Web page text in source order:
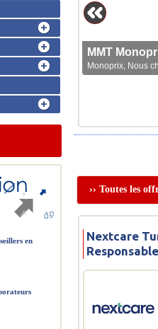
MMT
Monoprix, Nous
›› Toutes les
Nextcare
en